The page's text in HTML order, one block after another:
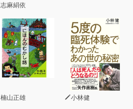
志麻絹依
楠山正雄 小林健